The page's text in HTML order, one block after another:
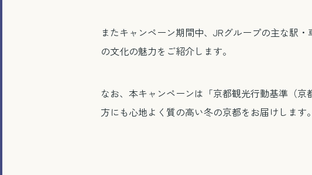
またキャンペーン期間中、JRグループの主な駅
の文化の魅力をご紹介します。
なお、本キャンペーンは「京都観光行動基準（
方にも心地よく質の高い冬の京都をお届けします